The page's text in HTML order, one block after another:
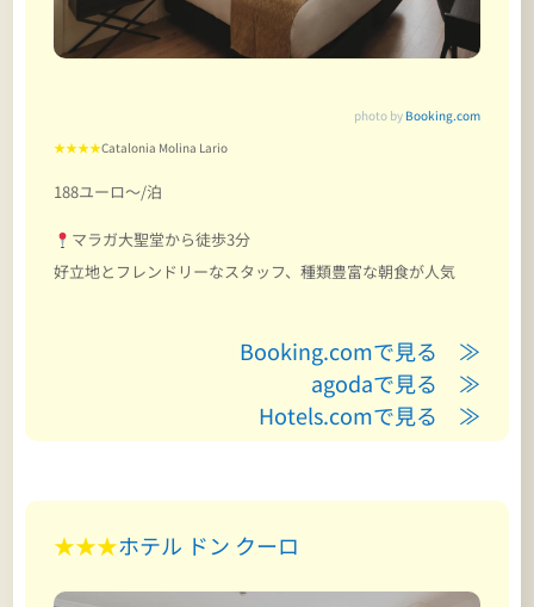
photo by Booking.com
★★★★Catalonia Molina Lario
188ユーロ～/泊
マラガ大聖堂から徒歩3分
好立地とフレンドリーなスタッフ、種類豊富な朝食が人気
Booking.comで見る ≫
agodaで見る ≫
Hotels.comで見る ≫
★★★ホテル ドン クーロ